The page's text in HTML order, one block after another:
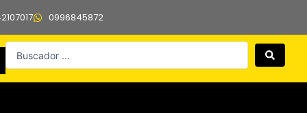
0996845872
Search